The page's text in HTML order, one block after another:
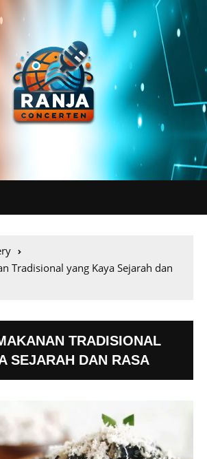
Tradisional yang Kaya Sejarah dan
TRADISIONAL
SEJARAH DAN RASA